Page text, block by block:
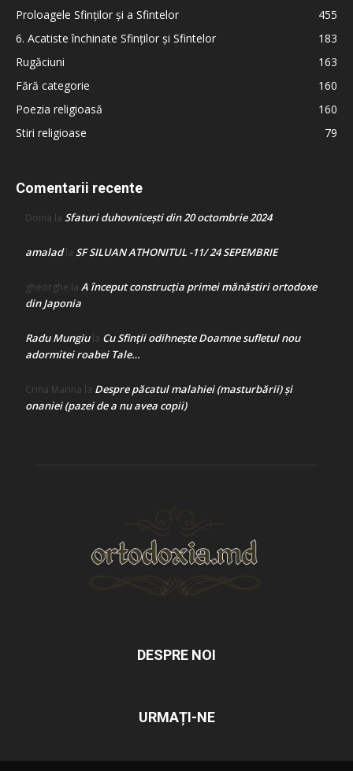
Proloagele Sfinților și a Sfintelor
455
6. Acatiste închinate Sfinților și Sfintelor
183
Rugăciuni
163
Fără categorie
160
Poezia religioasă
160
Stiri religioase
79
Comentarii recente
Doina la Sfaturi duhovnicești din 20 octombrie 2024
amaladla SF SILUAN ATHONITUL -11/ 24 SEPEMBRIE
gheorghe la A început construcţia primei mănăstiri ortodoxe
din Japonia
Radu Mungiula Cu Sfinții odihnește Doamne sufletul nou
adormitei roabei Tale…
Crina Marina la Despre păcatul malahiei (masturbării) şi
onaniei (pazei de a nu avea copii)
DESPRE NOI
URMAȚI-NE